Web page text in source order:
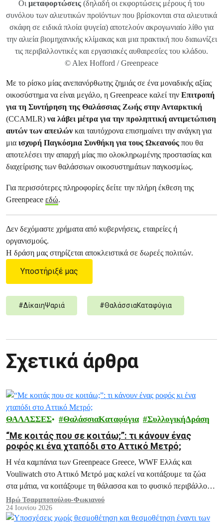
Οι μεταφορτώσεις (δηλαδή οι εκφορτώσεις μέρους ή του
συνόλου των αλιευτικών προϊόντων που βρίσκονται στα αλιευτικά
σκάφη σε ειδικά πλοία ψυγεία) αποτελούν ακρογωνιαίο λίθο για
την αλιεία βιομηχανικής κλίμακας και μια πρακτική που διαιωνίζει
τις περιβαλλοντικές και εργασιακές αυθαιρεσίες του κλάδου.
© Alex Hofford / Greenpeace
Με το ρίσκο μίας ανεπανόρθωτης ζημιάς σε ένα μοναδικής αξίας
οικοσύστημα να είναι μεγάλο, η Greenpeace καλεί την Επιτροπή
για τη Συντήρηση της Θαλάσσιας Ζωής στην Ανταρκτική
(CCAMLR) να λάβει μέτρα για την προληπτική αντιμετώπιση
αυτών των απειλών και ταυτόχρονα επισημαίνει την ανάγκη για
μια ισχυρή Παγκόσμια Συνθήκη για τους Ωκεανούς που θα
αποτελέσει την απαρχή μίας πιο ολοκληρωμένης προστασίας και
διαχείρισης των θαλάσσιων οικοσυστημάτων παγκοσμίως.
Για περισσότερες πληροφορίες δείτε την πλήρη έκθεση της
Greenpeace εδώ.
Δεν δεχόμαστε χρήματα από κυβερνήσεις, εταιρείες ή
οργανισμούς.
Η δράση μας στηρίζεται αποκλειστικά σε δωρεές πολιτών.
Υποστήριξέ μας
#ΔίκαιηΨαριά #ΘαλάσσιαΚαταφύγια
Σχετικά άρθρα
ΘΑΛΑΣΣΕΣ ΘαλάσσιαΚαταφύγια ΣυλλογικήΔράση
“Με κοιτάς που σε κοιτάω;”: τι κάνουν ένας
ροφός κι ένα χταπόδι στο Αττικό Μετρό;
Η νέα καμπάνια των Greenpeace Greece, WWF Ελλάς και
Vouliwatch στο Αττικό Μετρό μας καλεί να κοιτάξουμε τα ζώα
στα μάτια, να κοιτάξουμε τη θάλασσα και το φυσικό περιβάλλον
με ενσυναίσθηση και υπευθυνότητα.
Ηρώ Τσαρμποπούλου-Φωκιανού
24 Ιουνίου 2026